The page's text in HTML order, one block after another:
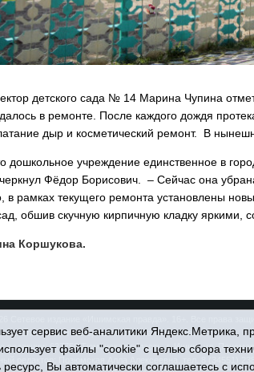
детского сада № 14 Марина Чупина
в ремонте. После каждого дождя
дыр и косметический ремонт. В
дошкольное учреждение единственное в
Фёдор Борисович. – Сейчас она
в рамках текущего ремонта установлены
обшив скучную кирпичную кладку яркими,
Коршукова.
использовании материалов ссылка обязательна.
редакции: 627750 Тюменская область, г. Ишим, ул.
сервис веб-аналитики
файлы "cookie" с целью сбора
Вы автоматически соглашаетесь с